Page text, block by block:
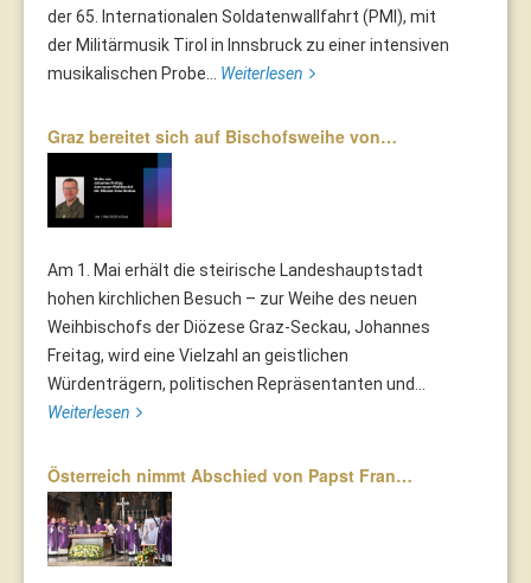
der 65. Internationalen Soldatenwallfahrt (PMI), mit
der Militärmusik Tirol in Innsbruck zu einer intensiven
musikalischen Probe... Weiterlesen
Graz bereitet sich auf Bischofsweihe von…
Am 1. Mai erhält die steirische Landeshauptstadt
hohen kirchlichen Besuch – zur Weihe des neuen
Weihbischofs der Diözese Graz-Seckau, Johannes
Freitag, wird eine Vielzahl an geistlichen
Würdenträgern, politischen Repräsentanten und...
Weiterlesen
Österreich nimmt Abschied von Papst Fran…